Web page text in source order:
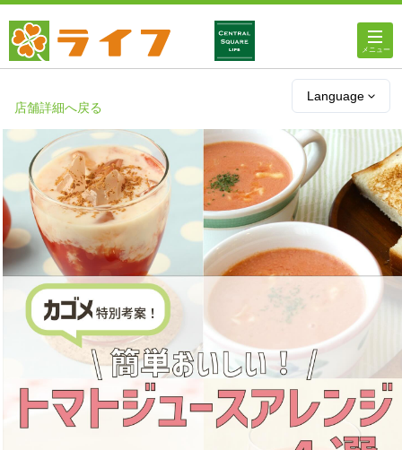
Language
店舗・チラシ情報
ライフのオンラインストア
ライフネットスーパー
企業情報
IR情報
採用情報
店舗詳細へ戻る